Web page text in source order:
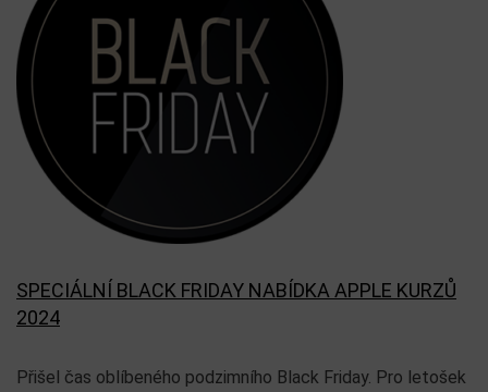
SPECIÁLNÍ BLACK FRIDAY NABÍDKA APPLE KURZŮ
2024
Přišel čas oblíbeného podzimního Black Friday. Pro letošek